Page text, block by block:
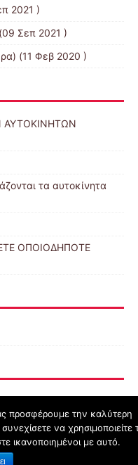
2021 )
Σεπ 2021 )
(11 Φεβ 2020 )
ΑΥΤΟΚΙΝΗΤΩΝ
τα αυτοκίνητα
ΟΠΟΙΟΔΗΠΟΤΕ
προσφέρουμε την καλύτερη
να χρησιμοποιείτε
ικανοποιημένοι με αυτό.